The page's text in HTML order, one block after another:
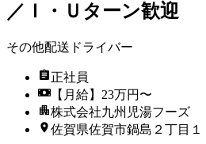
／Ｉ・Ｕターン歓迎
その他配送ドライバー
正社員
【月給】23万円〜
株式会社九州児湯フーズ
佐賀県佐賀市鍋島２丁目１